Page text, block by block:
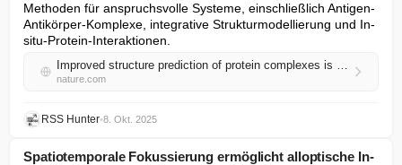
Methoden für anspruchsvolle Systeme, einschließlich Antigen-
Antikörper-Komplexe, integrative Strukturmodellierung und In-
situ-Protein-Interaktionen.
Improved structure prediction of protein complexes is within GRASP
nature.com
RSS Hunter•8. Okt. 2025
Spatiotemporale Fokussierung ermöglicht alloptische In-